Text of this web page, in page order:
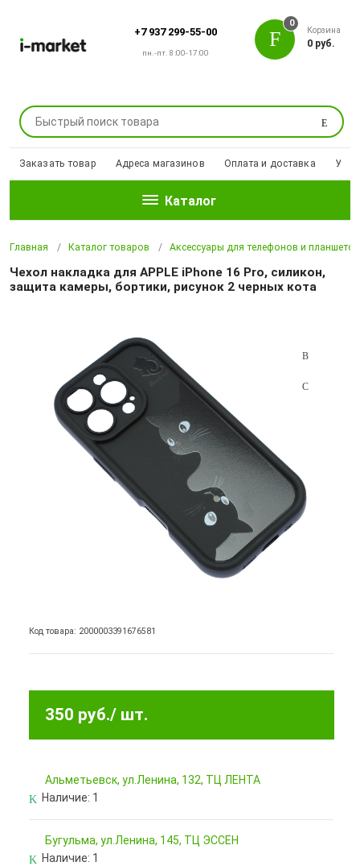
+7 937 299-55-00
пн.-пт. 8:00-17:00
Поиск
0
Корзина
0 руб.
Заказать товар Адреса магазинов Оплата и доставка
Каталог
Главная Каталог товаров Аксессуары для телефонов и планшетов
Чехол накладка для APPLE iPhone 16 Pro, силикон,
защита камеры, бортики, рисунок 2 черных кота
Код товара: 2000003391676581
350 руб./ шт.
Альметьевск, ул.Ленина, 132, ТЦ ЛЕНТА
Наличие: 1
Бугульма, ул.Ленина, 145, ТЦ ЭССЕН
Наличие: 1